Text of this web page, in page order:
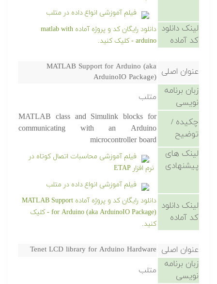
فیلم آموزشی انواع داده در متلب
لینک دانلود
کد آماده
دانلود رایگان کد و پروژه آماده matlab with
arduino - کلیک کنید.
عنوان اصلی MATLAB Support for Arduino (aka
ArduinoIO Package)
زبان برنامه
نویسی
متلب
چکیده /
توضیح
MATLAB class and Simulink blocks for
communicating with an Arduino
microcontroller board
لینک های
پیشنهادی
فیلم آموزشی محاسبات اتصال کوتاه در
نرم افزار ETAP
فیلم آموزشی انواع داده در متلب
لینک دانلود
کد آماده
دانلود رایگان کد و پروژه آماده MATLAB Support
for Arduino (aka ArduinoIO Package) - کلیک
کنید.
عنوان اصلی Tenet LCD library for Arduino Hardware
زبان برنامه
نویسی
متلب